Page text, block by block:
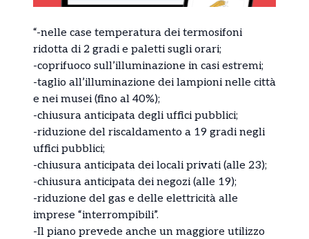
“-nelle case temperatura dei termosifoni
ridotta di 2 gradi e paletti sugli orari;
-coprifuoco sull’illuminazione in casi estremi;
-taglio all’illuminazione dei lampioni nelle città
e nei musei (fino al 40%);
-chiusura anticipata degli uffici pubblici;
-riduzione del riscaldamento a 19 gradi negli
uffici pubblici;
-chiusura anticipata dei locali privati (alle 23);
-chiusura anticipata dei negozi (alle 19);
-riduzione del gas e delle elettricità alle
imprese “interrompibili”.
-Il piano prevede anche un maggiore utilizzo